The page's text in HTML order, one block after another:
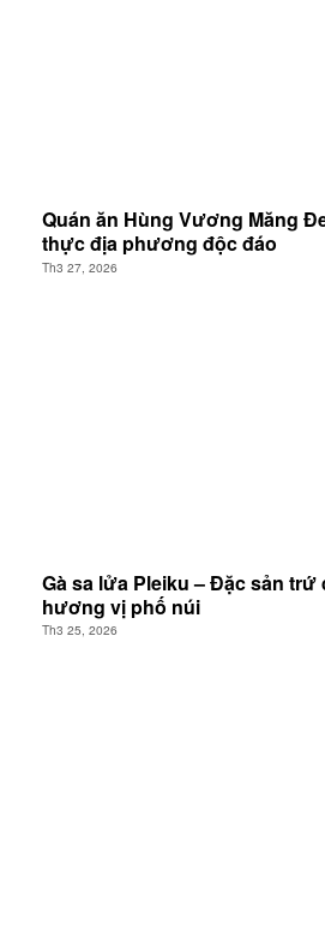
Quán ăn Hùng Vương Măng
thực địa phương độc đáo
Th3 27, 2026
Gà sa lửa Pleiku – Đặc sản trứ
hương vị phố núi
Th3 25, 2026